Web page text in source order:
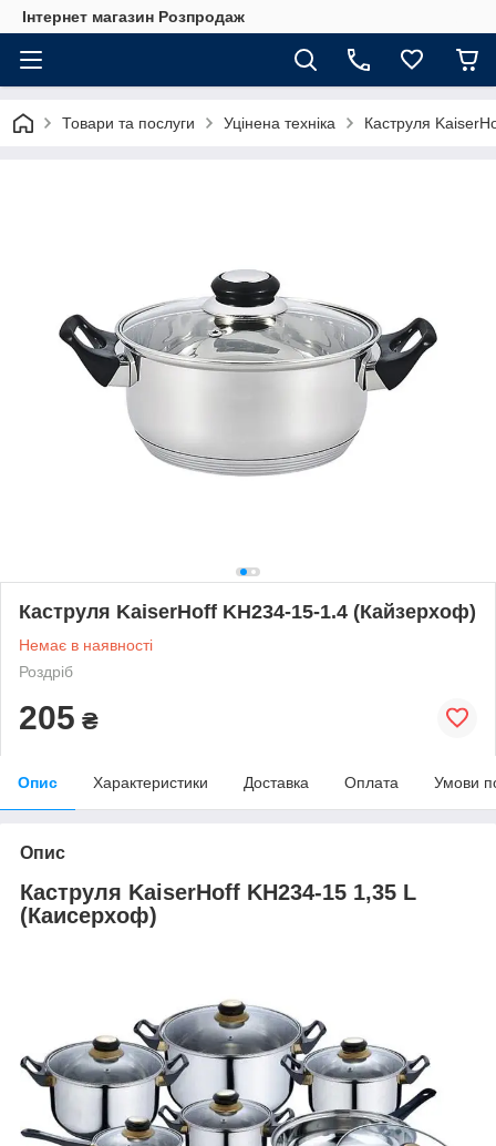
Інтернет магазин Розпродаж
Товари та послуги Уцінена техніка Каструля
Каструля KaiserHoff KH234-15-1.4 (Кайзерхоф)
Немає в наявності
Роздріб
205 ₴
Опис Характеристики Доставка Оплата Умови
Опис
Каструля KaiserHoff KH234-15 1,35 L
(Каисерхоф)